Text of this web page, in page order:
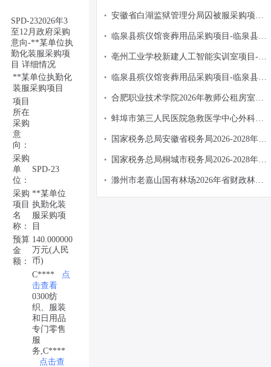
SPD-232026年3
至12月政府采购
意向-**某单位执
勤化装服采购项
目 详细情况
**某单位执勤化
装服采购项目
项目
所在
采购
意
向：
采购
单
位：
SPD-23
采购
项目
名
称：
**某单位
执勤化装
服采购项
目
预算
金
额：
140.000000
万元(人民
币)
C****
点
击查看
0300纺
织、服装
和日用品
专门零售
服
务,C****
点击查
•
安徽省白湖监狱管理分局囚被服采购项目-
•
临泉县殡仪馆丧葬用品采购项目-临泉县民
•
亳州工业学校新建人工智能实训室项目-亳
•
临泉县殡仪馆丧葬用品采购项目-临泉县殡
馆-政府采购意向
•
合肥职业技术学院2026年教师公租房室内
政府采购意向
•
蚌埠市第三人民医院急救医学中心外科大
安装项目-蚌埠市第三人民医院-政府采购
意向
•
国家税务总局安徽省税务局2026-2028年税
税务局-政府采购意向
•
国家税务总局桐城市税务局2026-2028年税
税务局-政府采购意向
•
滁州市老嘉山国有林场2026年省财政林业